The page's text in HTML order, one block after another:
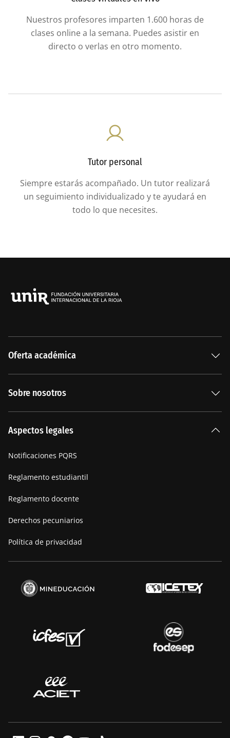
Nuestros profesores imparten 1.600 horas de
clases online a la semana. Puedes asistir en
directo o verlas en otro momento.
Tutor personal
Siempre estarás acompañado. Un tutor realizará
un seguimiento individualizado y te ayudará en
todo lo que necesites.
Oferta académica
Sobre nosotros
Manifiesto
Aspectos legales
Notificaciones PQRS
Reglamento estudiantil
Reglamento docente
Derechos pecuniarios
Política de privacidad